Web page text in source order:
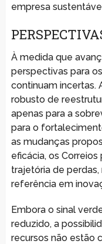
empresa
À medida que
perspectivas para
continuam incertas.
robusto de
apenas para a
para o
as mudanças
eficácia, os
trajetória de
referência em
Embora o sinal
reduzido, a
recursos não estão